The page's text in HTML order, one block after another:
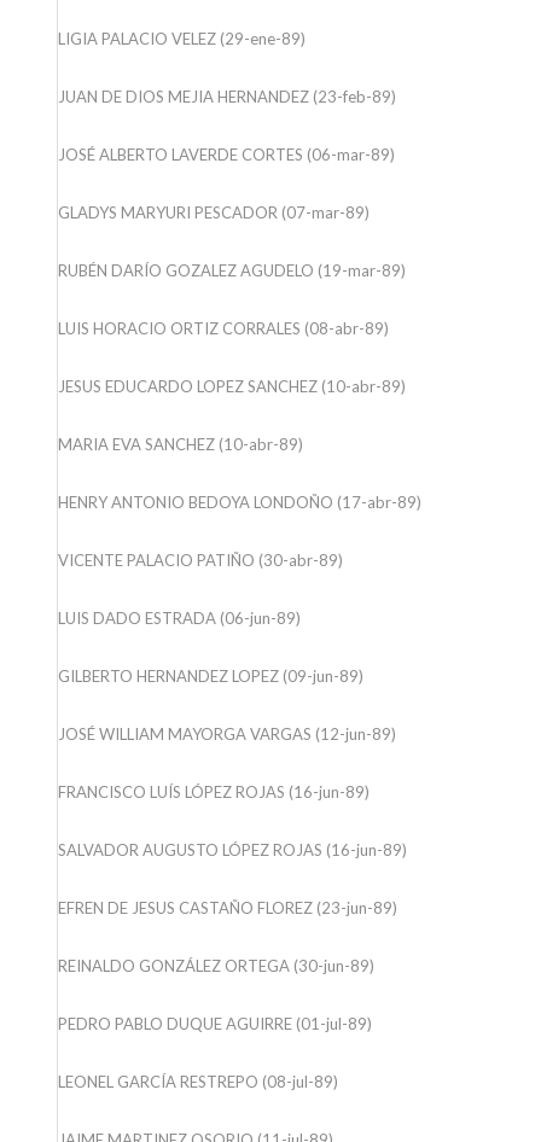
LIGIA PALACIO VELEZ (29-ene-89)
JUAN DE DIOS MEJIA HERNANDEZ (23-feb-89)
JOSÉ ALBERTO LAVERDE CORTES (06-mar-89)
GLADYS MARYURI PESCADOR (07-mar-89)
RUBÉN DARÍO GOZALEZ AGUDELO (19-mar-89)
LUIS HORACIO ORTIZ CORRALES (08-abr-89)
JESUS EDUCARDO LOPEZ SANCHEZ (10-abr-89)
MARIA EVA SANCHEZ (10-abr-89)
HENRY ANTONIO BEDOYA LONDOÑO (17-abr-89)
VICENTE PALACIO PATIÑO (30-abr-89)
LUIS DADO ESTRADA (06-jun-89)
GILBERTO HERNANDEZ LOPEZ (09-jun-89)
JOSÉ WILLIAM MAYORGA VARGAS (12-jun-89)
FRANCISCO LUÍS LÓPEZ ROJAS (16-jun-89)
SALVADOR AUGUSTO LÓPEZ ROJAS (16-jun-89)
EFREN DE JESUS CASTAÑO FLOREZ (23-jun-89)
REINALDO GONZÁLEZ ORTEGA (30-jun-89)
PEDRO PABLO DUQUE AGUIRRE (01-jul-89)
LEONEL GARCÍA RESTREPO (08-jul-89)